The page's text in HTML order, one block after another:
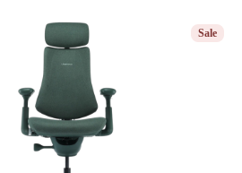
Sale